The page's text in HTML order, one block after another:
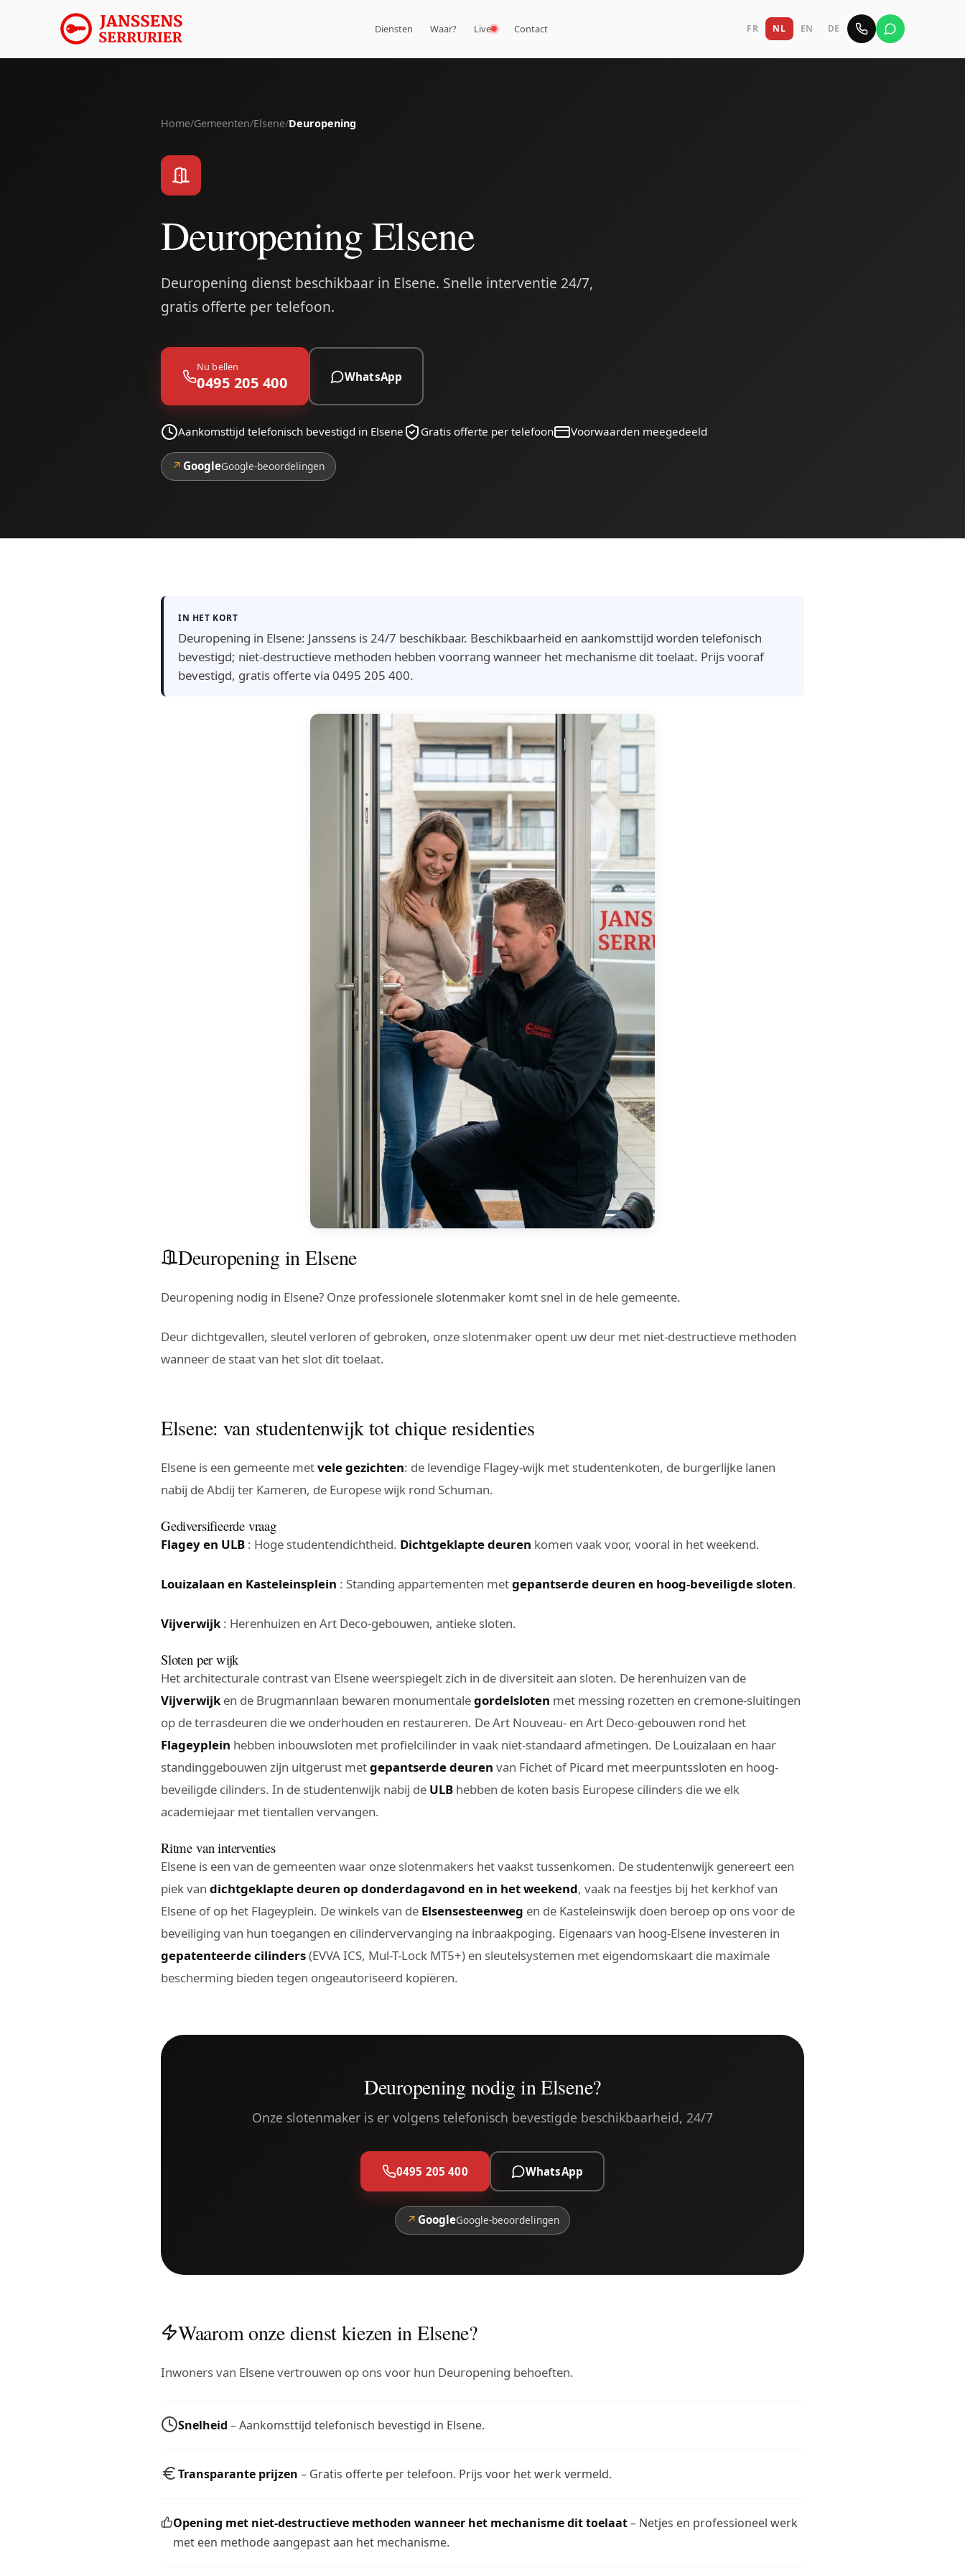
Diensten Waar? Live Contact FR NL EN DE
Home/Gemeenten/Elsene/Deuropening
Deuropening Elsene
Deuropening dienst beschikbaar in Elsene. Snelle interventie 24/7,
gratis offerte per telefoon.
Nu bellen
0495 205 400 WhatsApp
Aankomsttijd telefonisch bevestigd in Elsene Gratis offerte per telefoon Voorwaarden meegedeeld
↗ GoogleGoogle-beoordelingen
IN HET KORT
Deuropening in Elsene: Janssens is 24/7 beschikbaar. Beschikbaarheid en aankomsttijd worden telefonisch
bevestigd; niet-destructieve methoden hebben voorrang wanneer het mechanisme dit toelaat. Prijs vooraf
bevestigd, gratis offerte via 0495 205 400.
Deuropening in Elsene
Deuropening nodig in Elsene? Onze professionele slotenmaker komt snel in de hele gemeente.
Deur dichtgevallen, sleutel verloren of gebroken, onze slotenmaker opent uw deur met niet-destructieve methoden
wanneer de staat van het slot dit toelaat.
Elsene: van studentenwijk tot chique residenties
Elsene is een gemeente metvele gezichten: de levendige Flagey-wijk met studentenkoten, de burgerlijke lanen
nabij de Abdij ter Kameren, de Europese wijk rond Schuman.
Gediversifieerde vraag
Flagey en ULB : Hoge studentendichtheid. Dichtgeklapte deuren komen vaak voor, vooral in het weekend.
Louizalaan en Kasteleinsplein : Standing appartementen metgepantserde deuren en hoog-beveiligde sloten.
Vijverwijk: Herenhuizen en Art Deco-gebouwen, antieke sloten.
Sloten per wijk
Het architecturale contrast van Elsene weerspiegelt zich in de diversiteit aan sloten. De herenhuizen van de
Vijverwijken de Brugmannlaan bewaren monumentalegordelsloten met messing rozetten en cremone-sluitingen
op de terrasdeuren die we onderhouden en restaureren. De Art Nouveau- en Art Deco-gebouwen rond het
Flageyplein hebben inbouwsloten met profielcilinder in vaak niet-standaard afmetingen. De Louizalaan en haar
standinggebouwen zijn uitgerust metgepantserde deuren van Fichet of Picard met meerpuntssloten en hoog-
beveiligde cilinders. In de studentenwijk nabij de ULB hebben de koten basis Europese cilinders die we elk
academiejaar met tientallen vervangen.
Ritme van interventies
Elsene is een van de gemeenten waar onze slotenmakers het vaakst tussenkomen. De studentenwijk genereert een
piek van dichtgeklapte deuren op donderdagavond en in het weekend, vaak na feestjes bij het kerkhof van
Elsene of op het Flageyplein. De winkels van de Elsensesteenweg en de Kasteleinswijk doen beroep op ons voor de
beveiliging van hun toegangen en cilindervervanging na inbraakpoging. Eigenaars van hoog-Elsene investeren in
gepatenteerde cilinders(EVVA ICS, Mul-T-Lock MT5+) en sleutelsystemen met eigendomskaart die maximale
bescherming bieden tegen ongeautoriseerd kopiëren.
Deuropening nodig in Elsene?
Onze slotenmaker is er volgens telefonisch bevestigde beschikbaarheid, 24/7
0495 205 400 WhatsApp
↗ GoogleGoogle-beoordelingen
Waarom onze dienst kiezen in Elsene?
Inwoners van Elsene vertrouwen op ons voor hun Deuropening behoeften.
Snelheid – Aankomsttijd telefonisch bevestigd in Elsene.
Transparante prijzen – Gratis offerte per telefoon. Prijs voor het werk vermeld.
Opening met niet-destructieve methoden wanneer het mechanisme dit toelaat– Netjes en professioneel werk
met een methode aangepast aan het mechanisme.